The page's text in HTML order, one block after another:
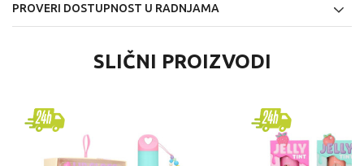
PROVERI DOSTUPNOST U RADNJAMA
SLIČNI PROIZVODI